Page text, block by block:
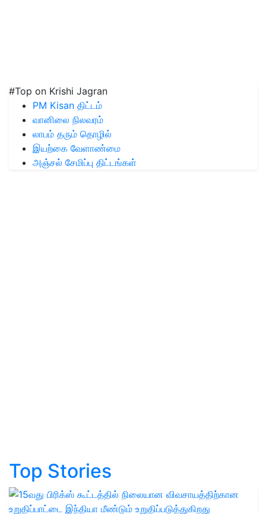
#Top on Krishi Jagran
PM Kisan திட்டம்
வானிலை நிலவரம்
லாபம் தரும் தொழில்
இயற்கை வேளாண்மை
அஞ்சல் சேமிப்பு திட்டங்கள்
Top Stories